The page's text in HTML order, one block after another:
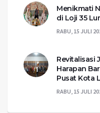
Menikmati
di Loji 35
RABU, 15 JULI
Revitalisasi
Harapan
Pusat Kota
RABU, 15 JULI